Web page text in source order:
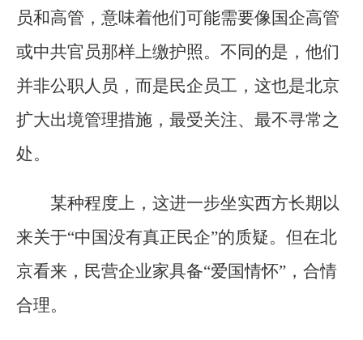
员和高管，意味着他们可能需要像国企高管
或中共官员那样上缴护照。不同的是，他们
并非公职人员，而是民企员工，这也是北京
扩大出境管理措施，最受关注、最不寻常之
处。
某种程度上，这进一步坐实西方长期以
来关于“中国没有真正民企”的质疑。但在北
京看来，民营企业家具备“爱国情怀”，合情
合理。